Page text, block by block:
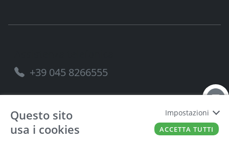
+39 045 8266555
FERRAMENTA VENETA SRL 00221490238
Questo sito
usa i cookies
Impostazioni
ACCETTA TUTTI